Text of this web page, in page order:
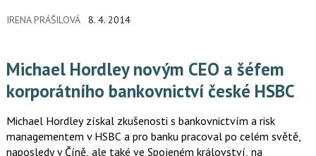
Naproti tomu CFO pořizuje nástroje, které mu umožní lepší
IRENA PRÁŠILOVÁ 8. 4. 2014
Michael Hordley novým CEO a šéfem
korporátního bankovnictví české HSBC
Michael Hordley získal zkušenosti s bankovnictvím a risk
managementem v HSBC a pro banku pracoval po celém světě,
naposledy v Číně, ale také ve Spojeném království, na